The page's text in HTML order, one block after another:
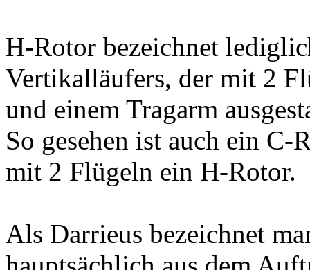
H-Rotor bezeichnet
Vertikalläufers, der mit 2
und einem Tragarm
So gesehen ist auch ein C-
mit 2 Flügeln ein H-Rotor.
Als Darrieus bezeichnet